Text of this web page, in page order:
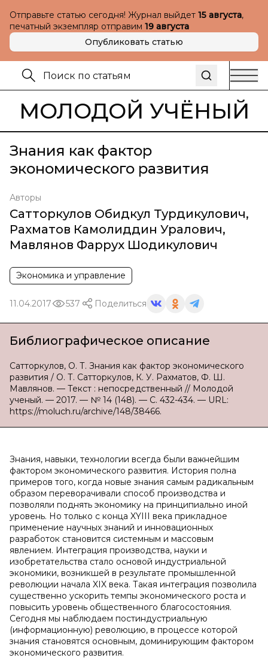
Отправьте статью сегодня! Журнал выйдет 15 августа,
печатный экземпляр отправим 19 августа
Опубликовать статью
МОЛОДОЙ УЧЁНЫЙ
Знания как фактор
экономического развития
Авторы
Сатторкулов Обидкул Турдикулович,
Рахматов Камолиддин Уралович,
Мавлянов Фаррух Шодикулович
Экономика и управление
11.04.2017 537 Поделиться
Библиографическое описание
Сатторкулов, О. Т. Знания как фактор экономического
развития / О. Т. Сатторкулов, К. У. Рахматов, Ф. Ш.
Мавлянов. — Текст : непосредственный // Молодой
ученый. — 2017. — № 14 (148). — С. 432-434. — URL:
https://moluch.ru/archive/148/38466.
Знания, навыки, технологии всегда были важнейшим
фактором экономического развития. История полна
примеров того, когда новые знания самым радикальным
образом переворачивали способ производства и
позволяли поднять экономику на принципиально иной
уровень. Но только с конца XYIII века прикладное
применение научных знаний и инновационных
разработок становится системным и массовым
явлением. Интеграция производства, науки и
изобретательства стало основой индустриальной
экономики, возникшей в результате промышленной
революции начала XIX века. Такая интеграция позволила
существенно ускорить темпы экономического роста и
повысить уровень общественного благосостояния.
Сегодня мы наблюдаем постиндустриальную
(информационную) революцию, в процессе которой
знания становятся основным, доминирующим фактором
экономического развития.